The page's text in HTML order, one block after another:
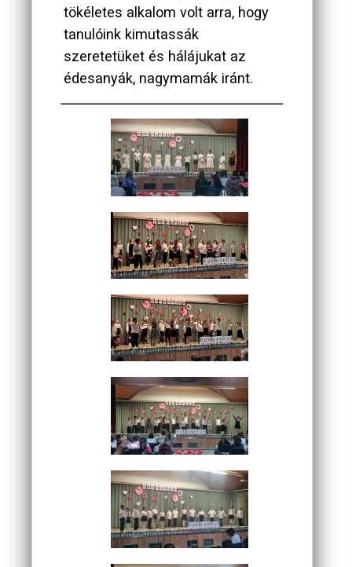
tökéletes alkalom volt arra, hogy
tanulóink kimutassák
szeretetüket és hálájukat az
édesanyák, nagymamák iránt.